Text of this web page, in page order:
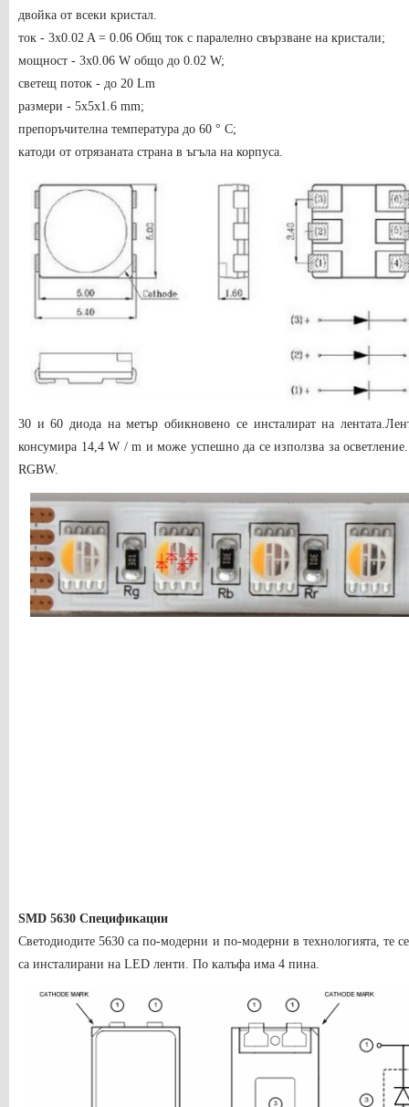
двойка от всеки кристал.
ток - 3x0.02 A = 0.06 Общ ток с паралелно свързване на кристали;
мощност - 3x0.06 W общо до 0.02 W;
светещ поток - до 20 Lm
размери - 5x5x1.6 mm;
препоръчителна температура до 60 ° C;
катоди от отрязаната страна в ъгъла на корпуса.
30 и 60 диода на метър обикновено се инсталират на
консумира 14,4 W / m и може успешно да се използва за
RGBW.
SMD 5630 Спецификации
Светодиодите 5630 са по-модерни и по-модерни в технологията, те
са инсталирани на LED ленти. По калъфа има 4 пина.